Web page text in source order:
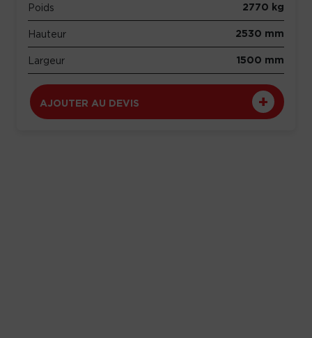
Poids 2770 kg
Hauteur 2530 mm
Largeur 1500 mm
AJOUTER AU DEVIS